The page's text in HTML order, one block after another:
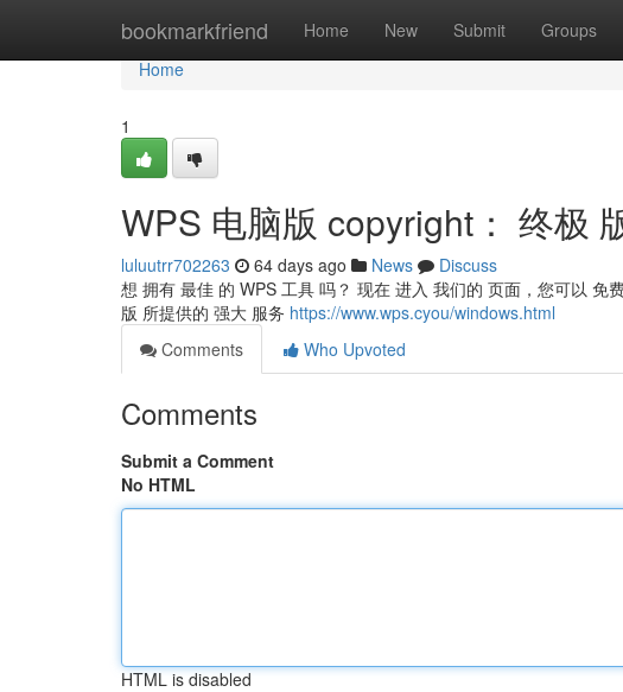
bookmarkfriend Home New Submit Groups
Home
Home
1
WPS 电脑版 copyright： 终极
luluutrr702263 64 days ago News
Discuss
想 拥有 最佳 的 WPS 工具 吗？ 现在 进入 我们的 页面，您可以
版 所提供的 强大 服务 https://www.wps.cyou/windows.html
Comments
Who Upvoted
Comments
Submit a Comment
No HTML
HTML is disabled